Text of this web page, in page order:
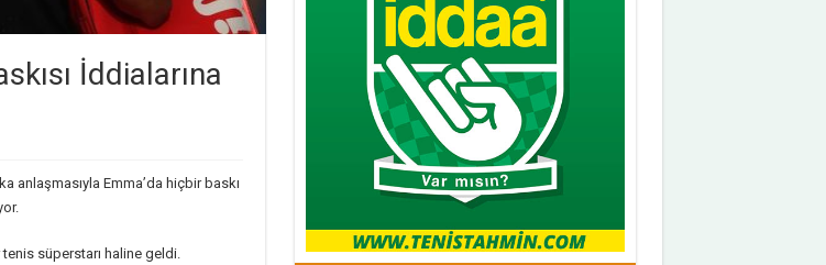
İddialarına
anlaşmasıyla Emma’da hiçbir baskı
süperstarı haline geldi.